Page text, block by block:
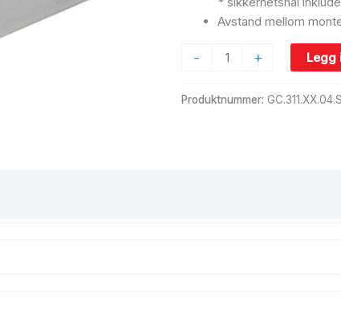
Avstand mellom
- + Legg
Produktnummer: GC.311.XX.04.S